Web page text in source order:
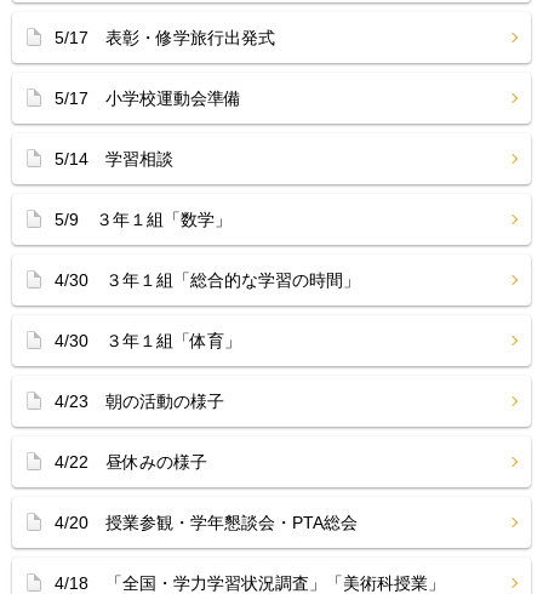
5/17 表彰・修学旅行出発式
5/17 小学校運動会準備
5/14 学習相談
5/9 ３年１組「数学」
4/30 ３年１組「総合的な学習の時間」
4/30 ３年１組「体育」
4/23 朝の活動の様子
4/22 昼休みの様子
4/20 授業参観・学年懇談会・PTA総会
4/18 「全国・学力学習状況調査」「美術科授業」